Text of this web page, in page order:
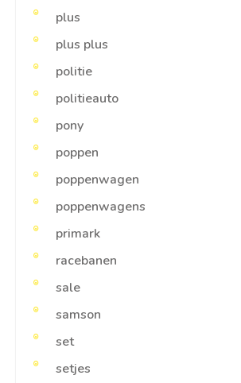
plus
plus plus
politie
politieauto
pony
poppen
poppenwagen
poppenwagens
primark
racebanen
sale
samson
set
setjes